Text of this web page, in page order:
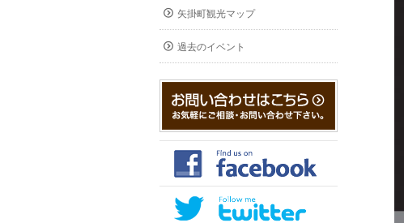
矢掛町観光マップ
過去のイベント